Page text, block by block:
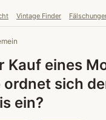
Vintage Finder
Kauf eines
ordnet sich
ein?